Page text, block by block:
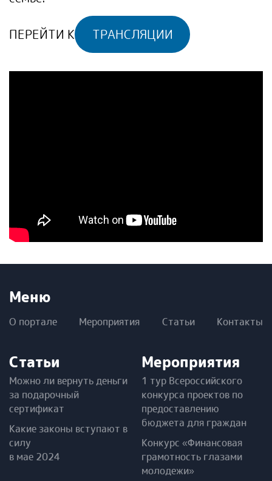
ПЕРЕЙТИ К ТРАНСЛЯЦИИ
Меню
О портале Мероприятия Статьи Контакты
Статьи
Можно ли вернуть деньги
за подарочный
сертификат
Какие законы вступают в
силу
в мае 2024
Мероприятия
1 тур Всероссийского
конкурса проектов по
предоставлению
бюджета для граждан
Конкурс «Финансовая
грамотность глазами
молодежи»